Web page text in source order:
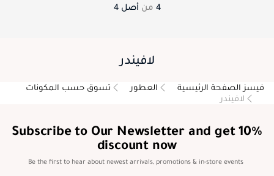
4 من أصل 4
لافيندر
فيسز الصفحة الرئيسية العطور
تسوق حسب المكونات
لافيندر
Subscribe to Our Newsletter and get 10%
discount now
Be the first to hear about newest arrivals, promotions & in-store events